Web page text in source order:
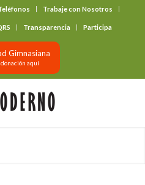
Trabaje con Nosotros
Transparencia Participa
Gimnasiana
donación aquí